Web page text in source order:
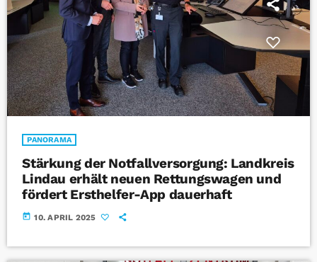
PANORAMA
Stärkung der Notfallversorgung: Landkreis
Lindau erhält neuen Rettungswagen und
fördert Ersthelfer-App dauerhaft
today 10. APRIL 2025